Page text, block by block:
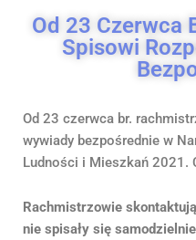
Od 23 Czerwca
Spisowi
Od 23 czerwca br.
wywiady bezpośrednie w
Ludności i Mieszkań 2021.
Rachmistrzowie
nie spisały się